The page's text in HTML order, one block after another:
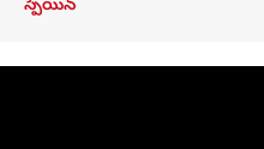
స్పెయిన్